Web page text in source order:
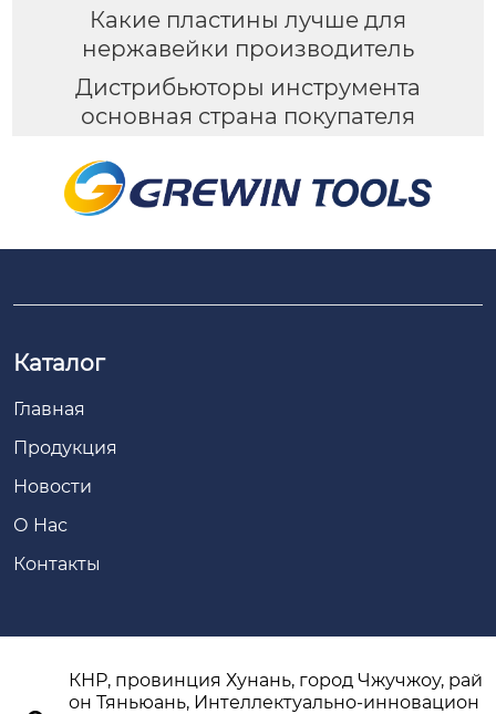
Какие пластины лучше для
нержавейки производитель
Дистрибьюторы инструмента
основная страна покупателя
Каталог
Главная
Продукция
Новости
О Hас
Контакты
КНР, провинция Хунань, город Чжучжоу, рай
он Тяньюань, Интеллектуально-инновацион